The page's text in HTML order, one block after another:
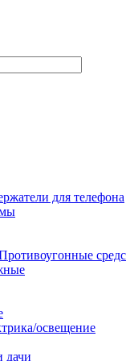
для телефона
освещение
дачи